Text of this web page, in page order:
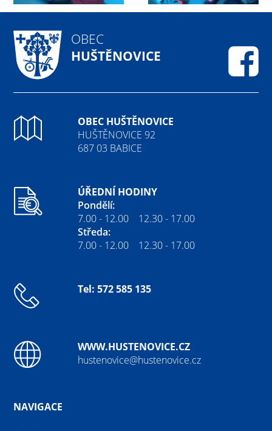
OBEC
HUŠTĚNOVICE
OBEC HUŠTĚNOVICE
HUŠTĚNOVICE 92
687 03 BABICE
ÚŘEDNÍ HODINY
Pondělí:
7.00 - 12.00 12.30 - 17.00
Středa:
7.00 - 12.00 12.30 - 17.00
Tel: 572 585 135
WWW.HUSTENOVICE.CZ
hustenovice@hustenovice.cz
NAVIGACE